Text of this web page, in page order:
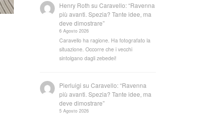
Henry Roth suCaravello: “Ravenna
più avanti. Spezia? Tante idee, ma
deve dimostrare”
6 Agosto 2026
Caravello ha ragione. Ha fotografato la
situazione. Occorre che i vecchi
sintolgano dagli zebedei!
Pierluigi suCaravello: “Ravenna
più avanti. Spezia? Tante idee, ma
deve dimostrare”
5 Agosto 2026